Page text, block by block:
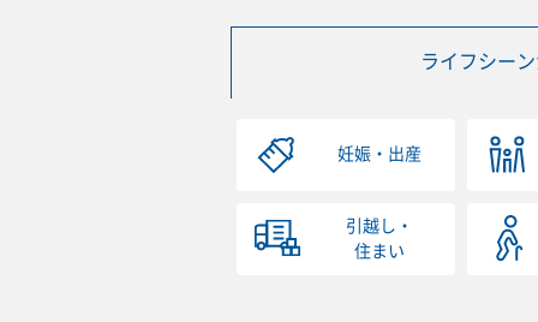
ライフシー
妊娠・出産
引越し・
住まい